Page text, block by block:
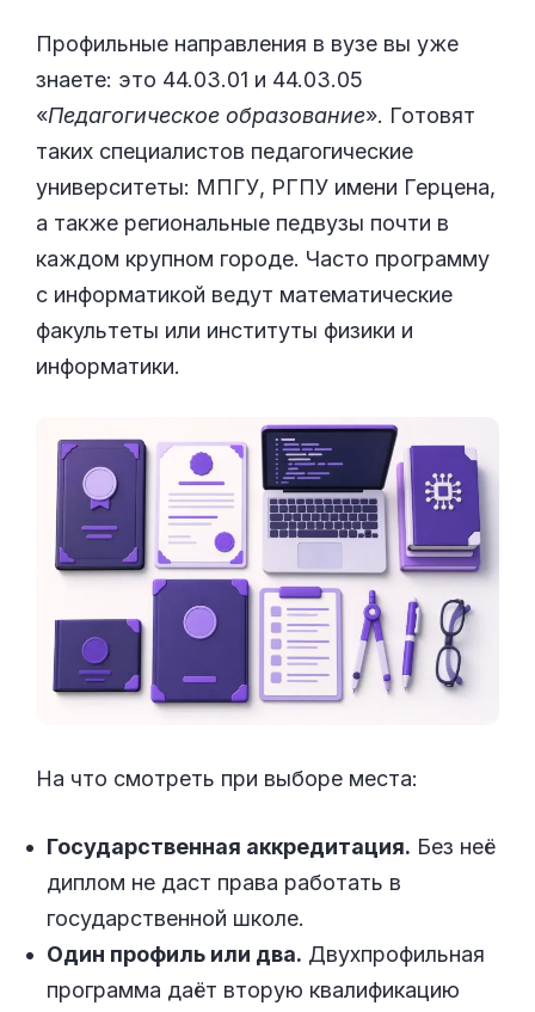
Профильные направления в вузе вы уже
знаете: это 44.03.01 и 44.03.05
«Педагогическое образование». Готовят
таких специалистов педагогические
университеты: МПГУ, РГПУ имени Герцена,
а также региональные педвузы почти в
каждом крупном городе. Часто программу
с информатикой ведут математические
факультеты или институты физики и
информатики.
На что смотреть при выборе места:
Государственная аккредитация. Без неё
диплом не даст права работать в
государственной школе.
Один профиль или два. Двухпрофильная
программа даёт вторую квалификацию